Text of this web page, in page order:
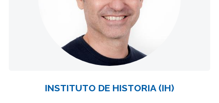
INSTITUTO DE HISTORIA (IH)